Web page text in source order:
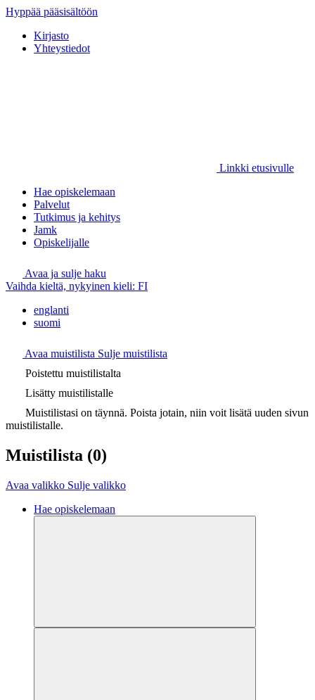
Hyppää pääsisältöön
Kirjasto
Yhteystiedot
Linkki etusivulle
Hae opiskelemaan
Palvelut
Tutkimus ja kehitys
Jamk
Opiskelijalle
Avaa ja sulje haku
Vaihda kieltä, nykyinen kieli: FI
englanti
suomi
Avaa muistilista Sulje muistilista
Poistettu muistilistalta
Lisätty muistilistalle
Muistilistasi on täynnä. Poista jotain, niin voit lisätä uuden sivun
muistilistalle.
Muistilista (0)
Avaa valikko Sulje valikko
Hae opiskelemaan